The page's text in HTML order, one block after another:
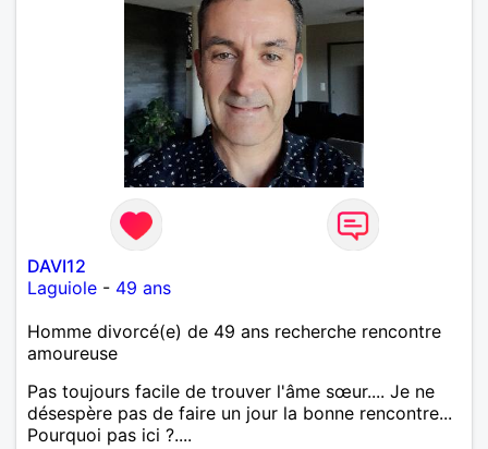
DAVI12
Laguiole - 49 ans
Homme divorcé(e) de 49 ans recherche rencontre
amoureuse
Pas toujours facile de trouver l'âme sœur.... Je ne
désespère pas de faire un jour la bonne rencontre...
Pourquoi pas ici ?....